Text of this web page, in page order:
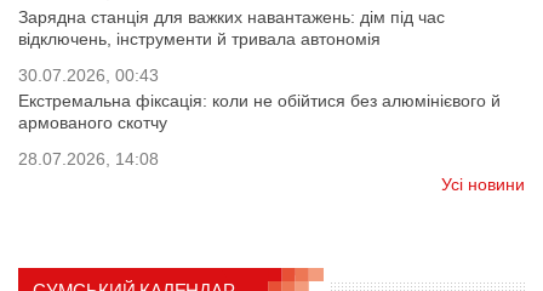
Зарядна станція для важких навантажень: дім під час
відключень, інструменти й тривала автономія
30.07.2026, 00:43
Екстремальна фіксація: коли не обійтися без алюмінієвого й
армованого скотчу
28.07.2026, 14:08
Усі новини